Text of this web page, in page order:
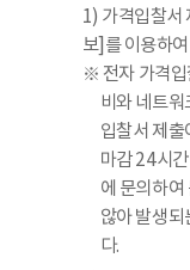
1) 가격입찰서
보]를 이용하
※ 전자 가격입
비와 네트워
입찰서 제
마감 24시
에 문의하여
않아 발생되
다.